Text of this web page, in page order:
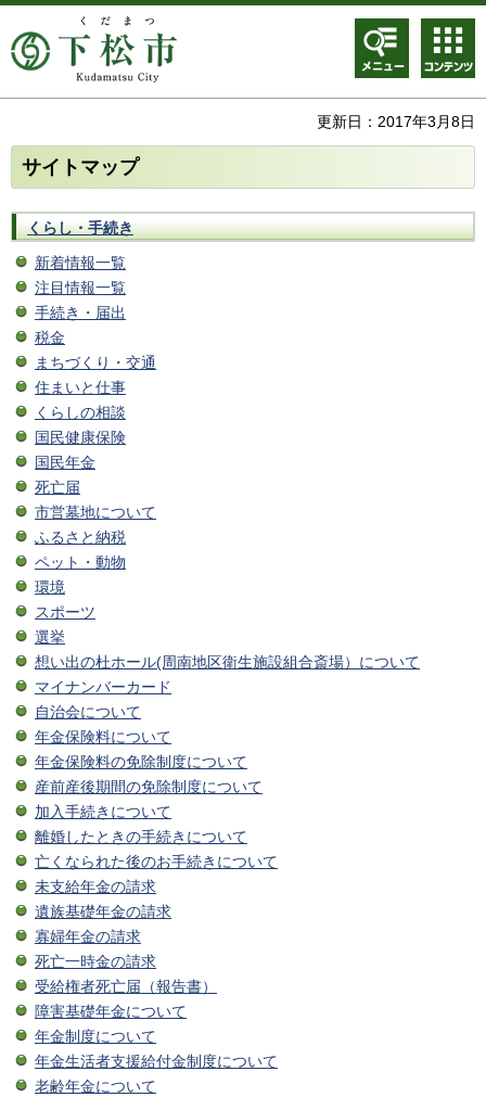
メニュ
ー
コンテ
ンツメ
ニュー
更新日：2017年3月8日
サイトマップ
くらし・手続き
新着情報一覧
注目情報一覧
手続き・届出
税金
まちづくり・交通
住まいと仕事
くらしの相談
国民健康保険
国民年金
死亡届
市営墓地について
ふるさと納税
ペット・動物
環境
スポーツ
選挙
想い出の杜ホール(周南地区衛生施設組合斎場）について
マイナンバーカード
自治会について
年金保険料について
年金保険料の免除制度について
産前産後期間の免除制度について
加入手続きについて
離婚したときの手続きについて
亡くなられた後のお手続きについて
未支給年金の請求
遺族基礎年金の請求
寡婦年金の請求
死亡一時金の請求
受給権者死亡届（報告書）
障害基礎年金について
年金制度について
年金生活者支援給付金制度について
老齢年金について